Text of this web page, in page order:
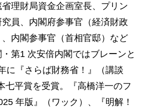
理財局資金企画室長、プリン
員、内閣府参事官（経済財政
内閣参事官（首相官邸）など
第1 次安倍内閣ではブレーンと
に『さらば財務省！』（講談
七平賞を受賞。『高橋洋一のフ
年版』（ワック）、『明解！